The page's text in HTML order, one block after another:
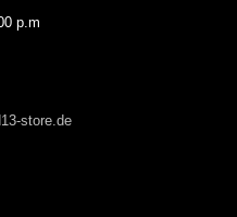
p.m
store.de